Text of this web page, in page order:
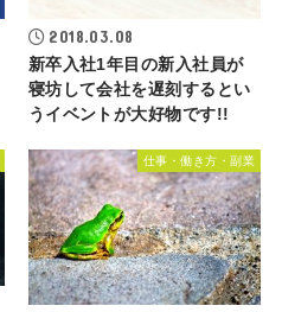
2018.03.08
新卒入社1年目の新入社員が
寝坊して会社を遅刻するとい
うイベントが大好物です!!
仕事・働き方・副業